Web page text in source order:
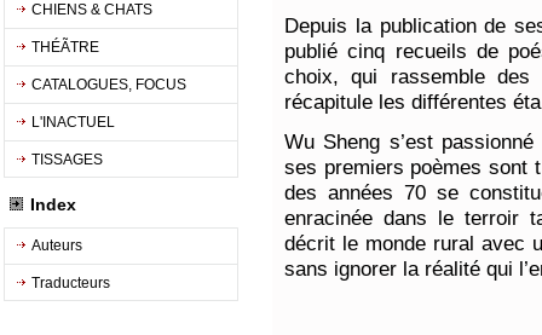
CHIENS & CHATS
THÉÃTRE
CATALOGUES, FOCUS
L'INACTUEL
TISSAGES
Index
Auteurs
Traducteurs
Depuis la publication de
publié cinq recueils de
choix, qui rassemble des
récapitule les différentes
Wu Sheng s’est
ses premiers poèmes sont
des années 70 se
enracinée dans le terroir
décrit le monde rural avec
sans ignorer la réalité qui